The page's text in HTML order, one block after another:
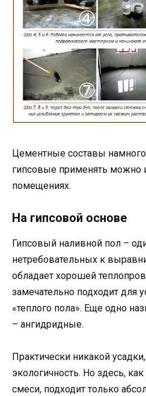
Цементные составы
гипсовые применять можно
помещениях.
На гипсовой основе
Гипсовый наливной пол –
нетребовательных к
обладает хорошей
замечательно подходит для
«теплого пола». Еще одно
– ангидридные.
Практически никакой
экологичность. Но здесь,
смеси, подходит только